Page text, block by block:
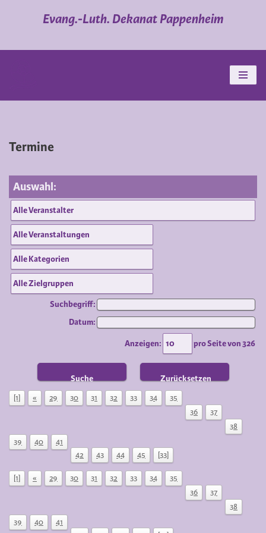
Evang.-Luth. Dekanat Pappenheim
Termine
Auswahl:
Suchbegriff:
Datum:
Anzeigen: pro Seite von326
Suche Zurücksetzen
[1] « 29 30 31 32 33 34
35
36
37
38
39
40
41
42
43 44 45 [33]
[1] « 29 30 31 32 33 34
35
36
37
38
39
40
41